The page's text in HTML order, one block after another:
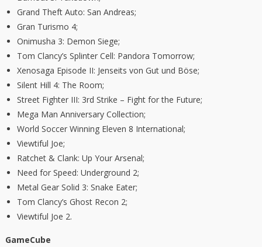
Grand Theft Auto: San Andreas;
Gran Turismo 4;
Onimusha 3: Demon Siege;
Tom Clancy’s Splinter Cell: Pandora Tomorrow;
Xenosaga Episode II: Jenseits von Gut und Böse;
Silent Hill 4: The Room;
Street Fighter III: 3rd Strike – Fight for the Future;
Mega Man Anniversary Collection;
World Soccer Winning Eleven 8 International;
Viewtiful Joe;
Ratchet & Clank: Up Your Arsenal;
Need for Speed: Underground 2;
Metal Gear Solid 3: Snake Eater;
Tom Clancy’s Ghost Recon 2;
Viewtiful Joe 2.
GameCube